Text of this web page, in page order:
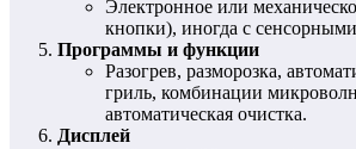
Электронное или
кнопки), иногда с
Программы и функции
Разогрев, разморозка,
гриль, комбинации
автоматическая очистка.
Дисплей